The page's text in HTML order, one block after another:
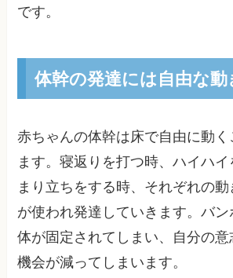
です。
体幹の発達には自由な
赤ちゃんの体幹は床で自由に動
ます。寝返りを打つ時、ハイハ
まり立ちをする時、それぞれの
が使われ発達していきます。バン
体が固定されてしまい、自分の
機会が減ってしまいます。